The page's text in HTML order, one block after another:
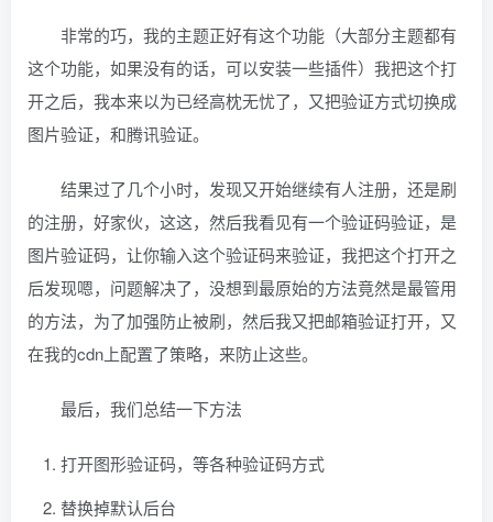
非常的巧，我的主题正好有这个功能（大部分主题都有
这个功能，如果没有的话，可以安装一些插件）我把这个打
开之后，我本来以为已经高枕无忧了，又把验证方式切换成
图片验证，和腾讯验证。
结果过了几个小时，发现又开始继续有人注册，还是刷
的注册，好家伙，这这，然后我看见有一个验证码验证，是
图片验证码，让你输入这个验证码来验证，我把这个打开之
后发现嗯，问题解决了，没想到最原始的方法竟然是最管用
的方法，为了加强防止被刷，然后我又把邮箱验证打开，又
在我的cdn上配置了策略，来防止这些。
最后，我们总结一下方法
打开图形验证码，等各种验证码方式
替换掉默认后台